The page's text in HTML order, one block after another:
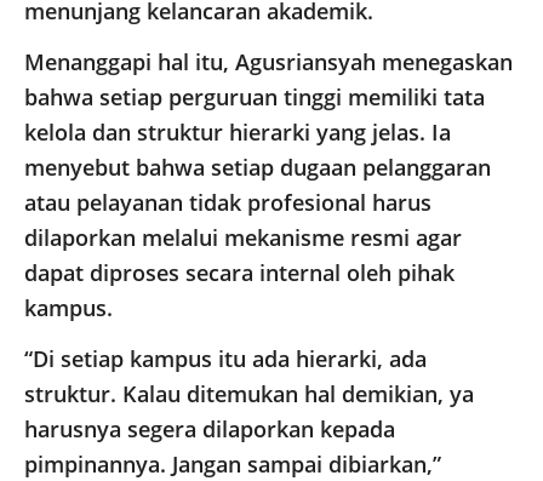
menunjang kelancaran akademik.
Menanggapi hal itu, Agusriansyah menegaskan
bahwa setiap perguruan tinggi memiliki tata
kelola dan struktur hierarki yang jelas. Ia
menyebut bahwa setiap dugaan pelanggaran
atau pelayanan tidak profesional harus
dilaporkan melalui mekanisme resmi agar
dapat diproses secara internal oleh pihak
kampus.
“Di setiap kampus itu ada hierarki, ada
struktur. Kalau ditemukan hal demikian, ya
harusnya segera dilaporkan kepada
pimpinannya. Jangan sampai dibiarkan,”